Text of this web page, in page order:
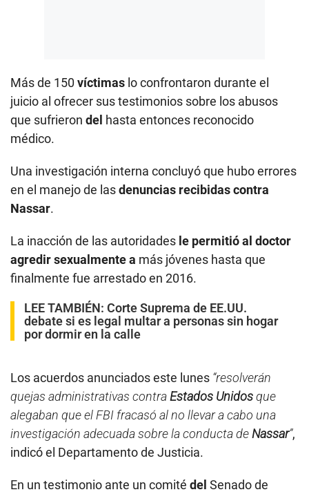
Más de 150 víctimas lo confrontaron durante el
juicio al ofrecer sus testimonios sobre los abusos
que sufrieron del hasta entonces reconocido
médico.
Una investigación interna concluyó que hubo errores
en el manejo de lasdenuncias recibidas contra
Nassar.
La inacción de las autoridades le permitió al doctor
agredir sexualmente a más jóvenes hasta que
finalmente fue arrestado en 2016.
LEE TAMBIÉN: Corte Suprema de EE.UU.
debate si es legal multar a personas sin hogar
por dormir en la calle
Los acuerdos anunciados este lunes “resolverán
quejas administrativas contraEstados Unidosque
alegaban que el FBI fracasó al no llevar a cabo una
investigación adecuada sobre la conducta deNassar”,
indicó el Departamento de Justicia.
En un testimonio ante un comité del Senado de